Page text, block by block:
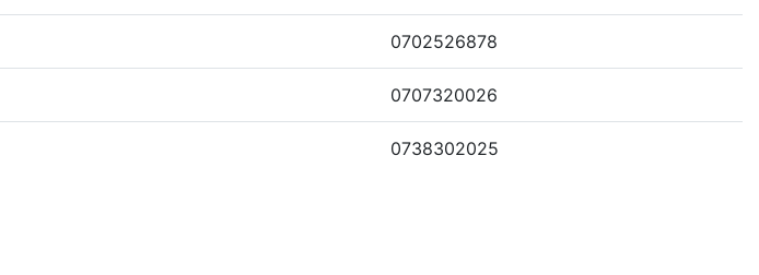
0702526878
0707320026
0738302025